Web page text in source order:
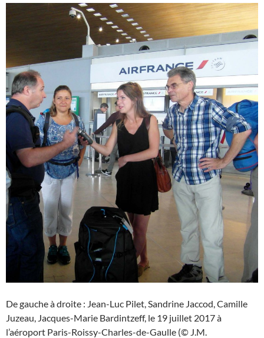
De gauche à droite : Jean-Luc Pilet, Sandrine Jaccod, Camille
Juzeau, Jacques-Marie Bardintzeff, le 19 juillet 2017 à
l’aéroport Paris-Roissy-Charles-de-Gaulle (© J.M.